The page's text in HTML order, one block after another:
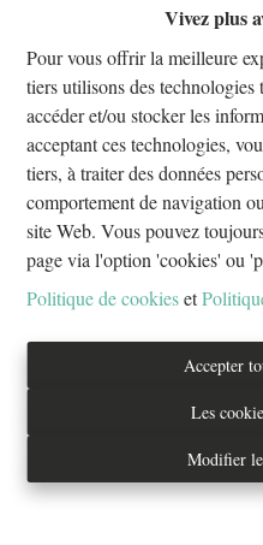
Vivez plus
Pour vous offrir la meilleure
tiers utilisons des
accéder et/ou stocker les
acceptant ces technologies,
tiers, à traiter des données
comportement de navigation
site Web. Vous pouvez
page via l'option 'cookies' ou
Politique de cookieset
Accepter
Les
Modifier
Oups, cette
À Vendre
Tél. :